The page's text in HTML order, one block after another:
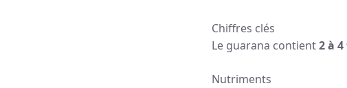
Chiffres clés
Le guarana contient2 à
Nutriments